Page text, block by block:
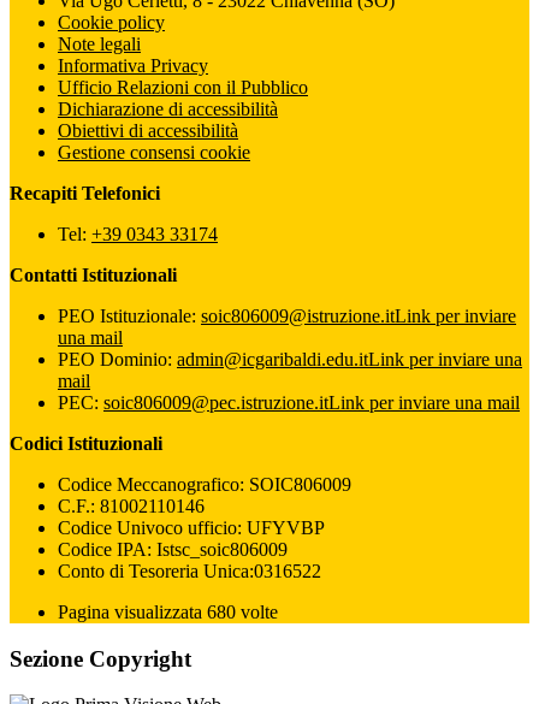
Cookie policy
Note legali
Informativa Privacy
Ufficio Relazioni con il Pubblico
Dichiarazione di accessibilità
Obiettivi di accessibilità
Gestione consensi cookie
Recapiti Telefonici
Tel: +39 0343 33174
Contatti Istituzionali
PEO Istituzionale: soic806009@istruzione.itLink per inviare
una mail
PEO Dominio: admin@icgaribaldi.edu.itLink per inviare una
mail
PEC: soic806009@pec.istruzione.itLink per inviare una mail
Codici Istituzionali
Codice Meccanografico: SOIC806009
C.F.: 81002110146
Codice Univoco ufficio: UFYVBP
Codice IPA: Istsc_soic806009
Conto di Tesoreria Unica:0316522
Pagina visualizzata 680 volte
Sezione Copyright